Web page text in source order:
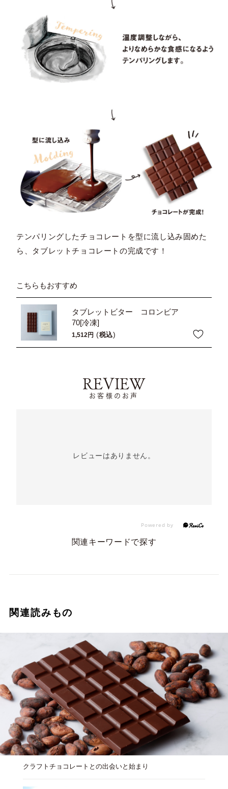
テンパリングしたチョコレートを型に流し込み固めた
ら、タブレットチョコレートの完成です！
こちらもおすすめ
タブレットビター コロンビア
70[冷凍]
1,512 税込
REVIEW
お客様のお声
レビューはありません。
関連キーワードで探す
関連読みもの
クラフトチョコレートとの出会いと始まり